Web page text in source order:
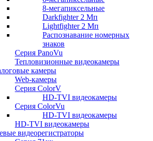
8-мегапиксельные
Darkfighter 2 Мп
Lightfighter 2 Мп
Распознавание номерных
знаков
Серия PanoVu
Тепловизионные видеокамеры
камеры
Web-камеры
Серия ColorV
HD-TVI видеокамеры
Серия ColorVu
HD-TVI видеокамеры
HD-TVI видеокамеры
видеорегистраторы